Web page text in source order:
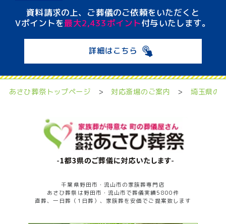
資料請求の上、ご葬儀のご依頼をいただくと
Vポイントを最大2,433ポイント付与いたします。
詳細はこちら
あさひ葬祭トップページ > 対応斎場のご案内 > 埼玉県の
千葉県野田市・流山市の家族葬専門店
あさひ葬祭は野田市・流山市で葬儀実績5800件
直葬、一日葬（1日葬）、家族葬を安価でご提案致します